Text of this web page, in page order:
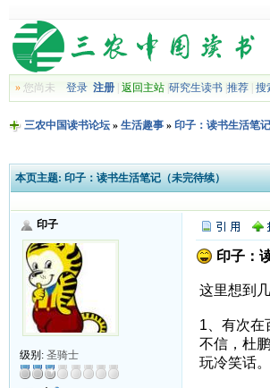
»您尚未 登录 注册| 返回主站| 研究生读书| 推荐| 搜
三农中国读书论坛» 生活趣事» 印子：读书生活笔
本页主题: 印子：读书生活笔记（未完待续）
印子
级别: 圣骑士
印子：
这里想到
1、有次在
不信，杜
玩冷笑话。